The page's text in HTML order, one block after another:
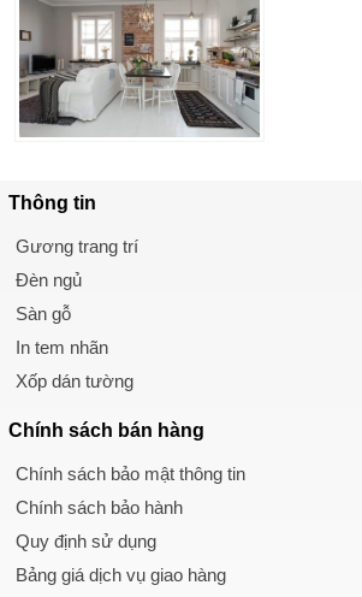
Thông tin
Gương trang trí
Đèn ngủ
Sàn gỗ
In tem nhãn
Xốp dán tường
Chính sách bán hàng
Chính sách bảo mật thông tin
Chính sách bảo hành
Quy định sử dụng
Bảng giá dịch vụ giao hàng